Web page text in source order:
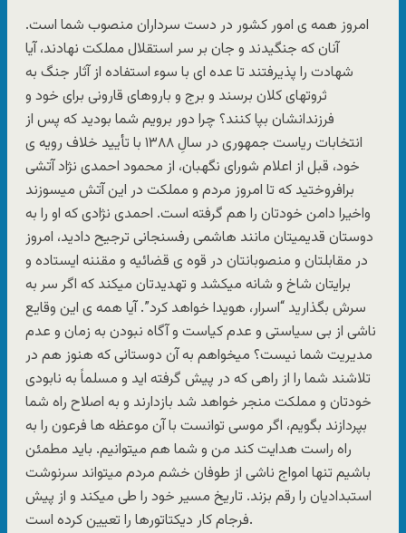
امروز همه ی امور کشور در دست سرداران منصوب شما است.
آنان که جنگیدند و جان بر سر استقلال مملکت نهادند، آیا
شهادت را پذیرفتند تا عده ای با سوء استفاده از آثار جنگ به
ثروتهای کلان برسند و برج و باروهای قارونی برای خود و
فرزندانشان بپا کنند؟ چرا دور برویم شما بودید که پس از
انتخابات ریاست جمهوری در سالِ ۱۳۸۸ با تأیید خلاف رویه ی
خود، قبل از اعلام شورای نگهبان، از محمود احمدی نژاد آتشی
برافروختید که تا امروز مردم و مملکت در این آتش میسوزند
واخیرا دامن خودتان را هم گرفته است. احمدی نژادی که او را به
دوستان قدیمیتان مانند هاشمی رفسنجانی ترجیح دادید، امروز
در مقابلتان و منصوبانتان در قوه ی قضائیه و مقننه ایستاده و
برایتان شاخ و شانه میکشد و تهدیدتان میکند که اگر سر به
سرش بگذارید “اسرار، هویدا خواهد کرد”. آیا همه ی این وقایع
ناشی از بی سیاستی و عدم کیاست و آگاه نبودن به زمان و عدم
مدیریت شما نیست؟ میخواهم به آن دوستانی که هنوز هم در
تلاشند شما را از راهی که در پیش گرفته اید و مسلماً به نابودی
خودتان و مملکت منجر خواهد شد بازدارند و به اصلاح راه شما
بپردازند بگویم، اگر موسی توانست با آن موعظه ها فرعون را به
راه راست هدایت کند من و شما هم میتوانیم. باید مطمئن
باشیم تنها امواج ناشی از طوفان خشم مردم میتواند سرنوشت
استبدادیان را رقم بزند. تاریخ مسیر خود را طی میکند و از پیش
فرجام کار دیکتاتورها را تعیین کرده است.